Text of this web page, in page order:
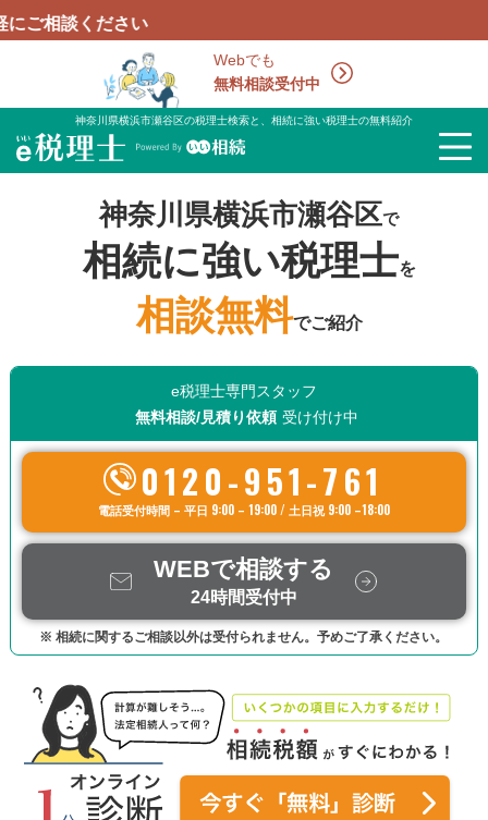
Webでも
無料相談受付中
い
神奈川県横浜市瀬谷区の税理士検索と、相続に強い税理士の無料紹介
神奈川県横浜市瀬谷区で
相続に強い税理士を
相談無料でご紹介
e税理士専門スタッフ
無料相談/見積り依頼 受け付け中
0120-951-761
電話受付時間 – 平日 9:00 – 19:00 / 土日祝 9:00 –18:00
WEBで相談する
24時間受付中
※ 相続に関するご相談以外は受付られません。予めご了承ください。